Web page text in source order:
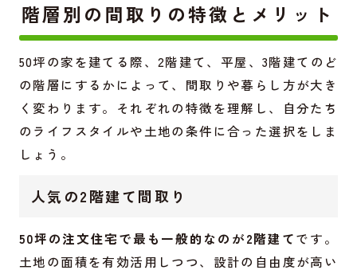
階層別の間取りの特徴とメリット
50坪の家を建てる際、2階建て、平屋、3階建てのど
の階層にするかによって、間取りや暮らし方が大き
く変わります。それぞれの特徴を理解し、自分たち
のライフスタイルや土地の条件に合った選択をしま
しょう。
人気の2階建て間取り
50坪の注文住宅で最も一般的なのが2階建てです。
土地の面積を有効活用しつつ、設計の自由度が高い